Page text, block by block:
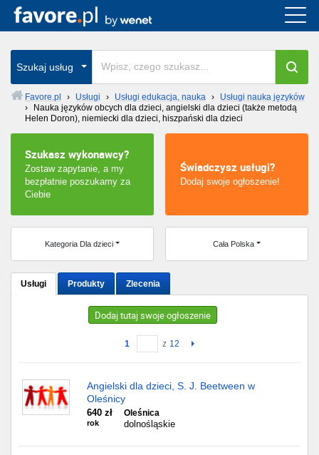
Szukaj usług
Favore.pl › Usługi › Usługi edukacja, nauka ›
Usługi nauka języków
›
Nauka języków obcych dla dzieci, angielski dla dzieci (także metodą
Helen Doron), niemiecki dla dzieci, hiszpański dla dzieci
Szukasz wykonawcy?
Zostaw zapytanie, a my
bezpłatnie poszukamy za
Ciebie
Świadczysz usługi?
Dodaj swoje ogłoszenie!
Kategoria Dla dzieci Cała Polska
Usługi Produkty Zlecenia
Dodaj tutaj swoje ogłoszenie
1 z 12
Angielski dla dzieci, S. J. Beetween w
Oleśnicy
640 zł
rok
Oleśnica
dolnośląskie
Cała Polska
wszystkie w całym kraju
Warszawa
Wrocław
Kraków
Poznań
Katowice
Chorzów
Lublin